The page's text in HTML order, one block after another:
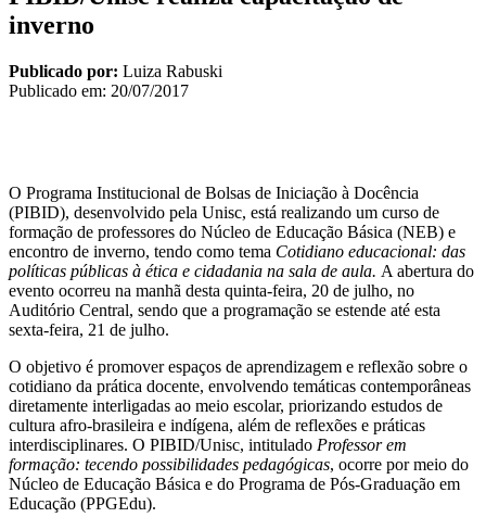
inverno
Publicado por: Luiza Rabuski
Publicado em: 20/07/2017
O Programa Institucional de Bolsas de Iniciação à Docência
(PIBID), desenvolvido pela Unisc, está realizando um curso de
formação de professores do Núcleo de Educação Básica (NEB) e
encontro de inverno, tendo como tema Cotidiano educacional: das
políticas públicas à ética e cidadania na sala de aula. A abertura do
evento ocorreu na manhã desta quinta-feira, 20 de julho, no
Auditório Central, sendo que a programação se estende até esta
sexta-feira, 21 de julho.
O objetivo é promover espaços de aprendizagem e reflexão sobre o
cotidiano da prática docente, envolvendo temáticas contemporâneas
diretamente interligadas ao meio escolar, priorizando estudos de
cultura afro-brasileira e indígena, além de reflexões e práticas
interdisciplinares. O PIBID/Unisc, intitulado Professor em
formação: tecendo possibilidades pedagógicas, ocorre por meio do
Núcleo de Educação Básica e do Programa de Pós-Graduação em
Educação (PPGEdu).